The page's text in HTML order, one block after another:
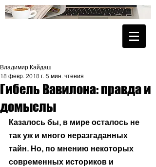
Гибель Вавилона: правда и
домыслы
Владимир Кайдаш
18 февр. 2018 г. 5 мин. чтения
Казалось бы, в мире осталось не
так уж и много неразгаданных
тайн. Но, по мнению некоторых
современных историков и